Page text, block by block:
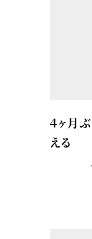
４ヶ月
える
今年